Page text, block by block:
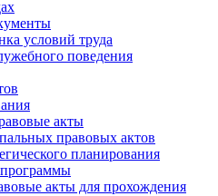
условий труда
поведения
акты
правовых актов
планирования
акты для прохождения